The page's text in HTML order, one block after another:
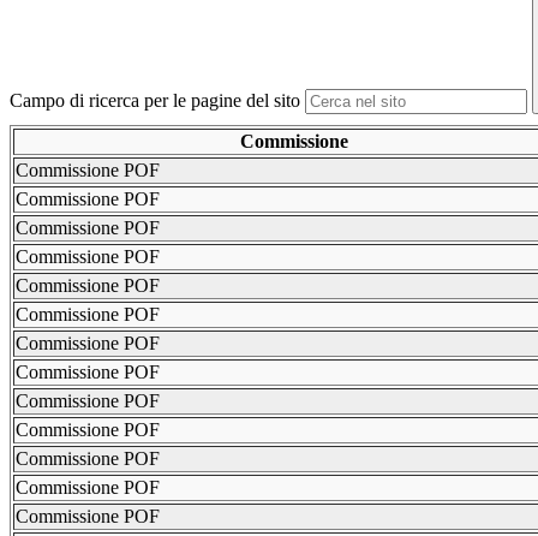
Campo di ricerca per le pagine del sito
Commissione
Commissione POF
Commissione POF
Commissione POF
Commissione POF
Commissione POF
Commissione POF
Commissione POF
Commissione POF
Commissione POF
Commissione POF
Commissione POF
Commissione POF
Commissione POF